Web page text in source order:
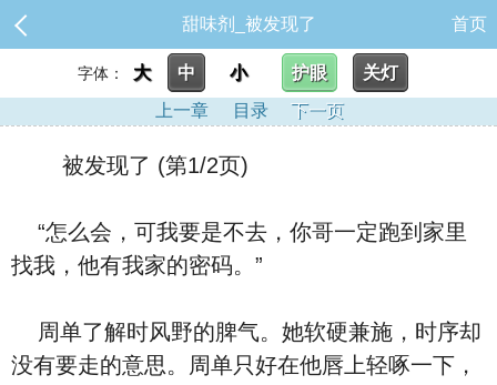
甜味剂_被发现了 首页
字体： 大 中 小 护眼
关灯
上一章
目录 下一页
被发现了 (第1/2页)
“怎么会，可我要是不去，你哥一定跑到家里
找我，他有我家的密码。”
周单了解时风野的脾气。她软硬兼施，时序却
没有要走的意思。周单只好在他唇上轻啄一下，